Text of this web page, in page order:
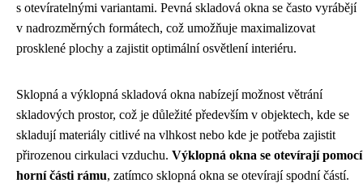
s otevíratelnými variantami. Pevná skladová okna se často vyrábějí
v nadrozměrných formátech, což umožňuje maximalizovat
prosklené plochy a zajistit optimální osvětlení interiéru.
Sklopná a výklopná skladová okna nabízejí možnost větrání
skladových prostor, což je důležité především v objektech, kde se
skladují materiály citlivé na vlhkost nebo kde je potřeba zajistit
přirozenou cirkulaci vzduchu. Výklopná okna se otevírají pomocí
horní části rámu, zatímco sklopná okna se otevírají spodní částí.